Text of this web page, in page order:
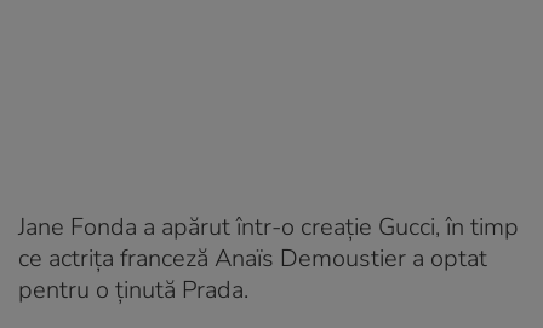
Jane Fonda a apărut într-o creație Gucci, în timp
ce actrița franceză Anaïs Demoustier a optat
pentru o ținută Prada.